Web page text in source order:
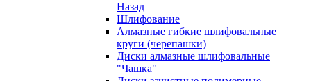
Назад
Шлифование
Алмазные гибкие шлифовальные
круги (черепашки)
Диски алмазные шлифовальные
"Чашка"